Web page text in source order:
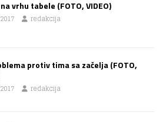
vrhu tabele (FOTO, VIDEO)
redakcija
protiv tima sa začelja (FOTO,
redakcija